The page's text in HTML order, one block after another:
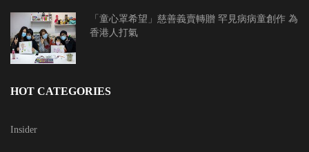
「童心罩希望」慈善義賣轉贈 罕見病病童創作 為
香港人打氣
HOT CATEGORIES
Insider